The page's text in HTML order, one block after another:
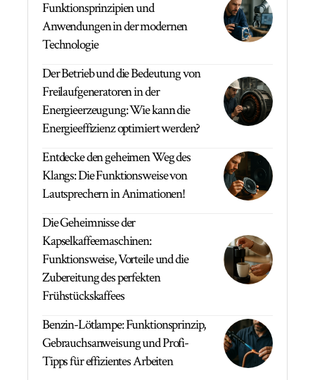
Funktionsprinzipien und
Anwendungen in der modernen
Technologie
Der Betrieb und die Bedeutung von
Freilaufgeneratoren in der
Energieerzeugung: Wie kann die
Energieeffizienz optimiert werden?
Entdecke den geheimen Weg des
Klangs: Die Funktionsweise von
Lautsprechern in Animationen!
Die Geheimnisse der
Kapselkaffeemaschinen:
Funktionsweise, Vorteile und die
Zubereitung des perfekten
Frühstückskaffees
Benzin-Lötlampe: Funktionsprinzip,
Gebrauchsanweisung und Profi-
Tipps für effizientes Arbeiten